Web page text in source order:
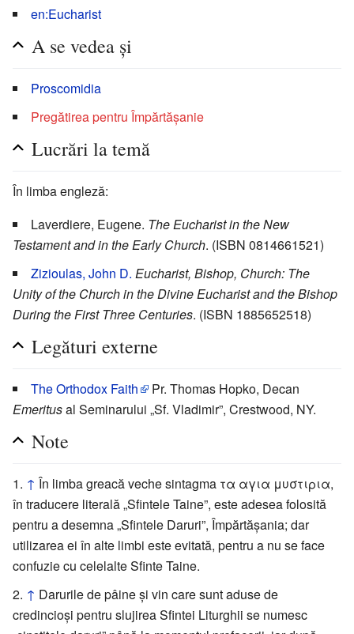
en:Eucharist
A se vedea și
Proscomidia
Pregătirea pentru Împărtășanie
Lucrări la temă
În limba engleză:
Laverdiere, Eugene. The Eucharist in the New
Testament and in the Early Church. (ISBN 0814661521)
Zizioulas, John D. Eucharist, Bishop, Church: The
Unity of the Church in the Divine Eucharist and the Bishop
During the First Three Centuries. (ISBN 1885652518)
Legături externe
The Orthodox Faith
Pr. Thomas Hopko, Decan
Emeritusal Seminarului „Sf. Vladimir”, Crestwood, NY.
Note
↑ În limba greacă veche sintagma τα αγια μυστιρια,
în traducere literală „Sfintele Taine”, este adesea folosită
pentru a desemna „Sfintele Daruri”, Împărtășania; dar
utilizarea ei în alte limbi este evitată, pentru a nu se face
confuzie cu celelalte Sfinte Taine.
↑ Darurile de pâine și vin care sunt aduse de
credincioși pentru slujirea Sfintei Liturghii se numesc